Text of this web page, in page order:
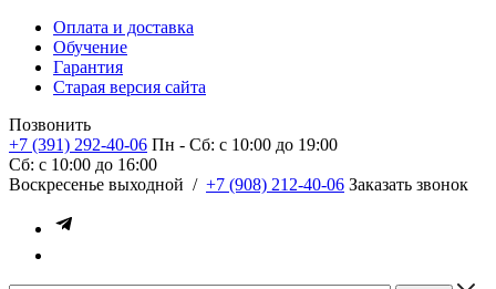
Оплата и доставка
Обучение
Гарантия
Старая версия сайта
Позвонить
+7 (391) 292-40-06 Пн - Сб: c 10:00 до 19:00
Сб: c 10:00 до 16:00
​Воскресенье выходной / +7 (908) 212-40-06 Заказать звонок